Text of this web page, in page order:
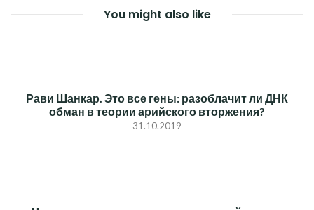
You might also like
Рави Шанкар. Это все гены: разоблачит ли ДНК
обман в теории арийского вторжения?
31.10.2019